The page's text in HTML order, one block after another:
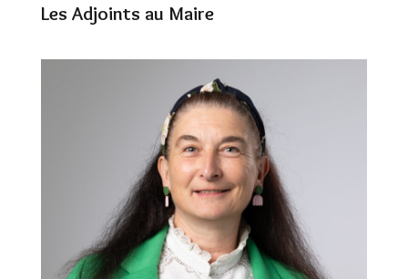
Les Adjoints au Maire